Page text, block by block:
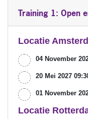
Training 1: Open
Locatie
04 November
20 Mei 2027
01 November
Locatie